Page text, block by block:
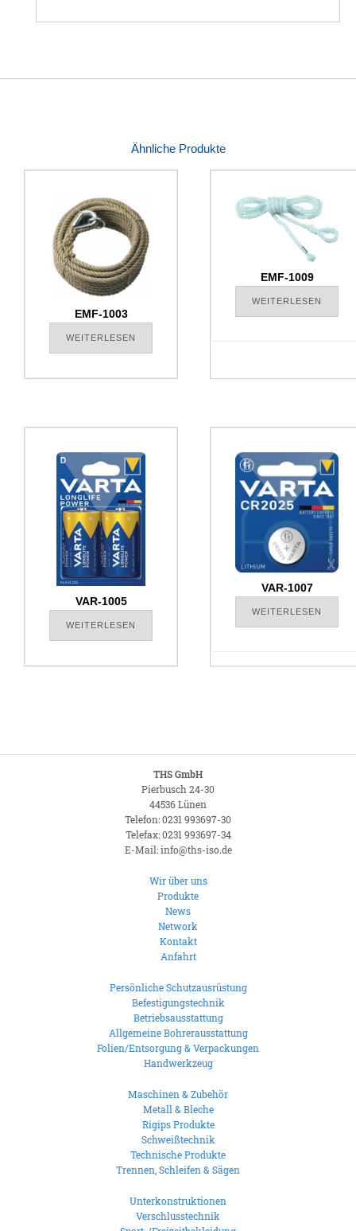
Ähnliche Produkte
EMF-1003
WEITERLESEN
EMF-1009
WEITERLESEN
VAR-1005
WEITERLESEN
VAR-1007
WEITERLESEN
THS GmbH
Pierbusch 24-30
44536 Lünen
Telefon: 0231 993697-30
Telefax: 0231 993697-34
E-Mail: info@ths-iso.de
Wir über uns
Produkte
News
Network
Kontakt
Anfahrt
Persönliche Schutzausrüstung
Befestigungstechnik
Betriebsausstattung
Allgemeine Bohrerausstattung
Folien/Entsorgung & Verpackungen
Handwerkzeug
Maschinen & Zubehör
Metall & Bleche
Rigips Produkte
Schweißtechnik
Technische Produkte
Trennen, Schleifen & Sägen
Unterkonstruktionen
Verschlusstechnik